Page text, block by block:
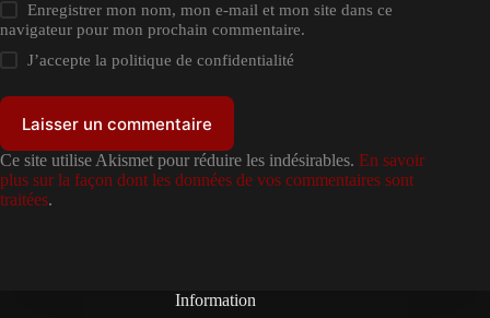
Enregistrer mon nom, mon e-mail et mon site dans ce
navigateur pour mon prochain commentaire.
J’accepte lapolitique de confidentialité
Laisser un commentaire
Ce site utilise Akismet pour réduire les indésirables. En savoir
plus sur la façon dont les données de vos commentaires sont
traitées.
Information